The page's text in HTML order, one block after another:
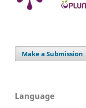
Make a Submission
Language